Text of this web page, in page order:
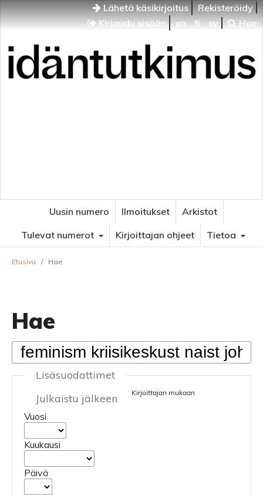
Lähetä käsikirjoitus
Rekisteröidy
Kirjaudu sisään
en fi sv Hae
Uusin numero Ilmoitukset
Arkistot
Tulevat numerot
Kirjoittajan ohjeet Tietoa
Etusivu / Hae
Hae
Lisäsuodattimet
Julkaistu jälkeen
Vuosi
Kuukausi
Päivä
Kirjoittajan mukaan